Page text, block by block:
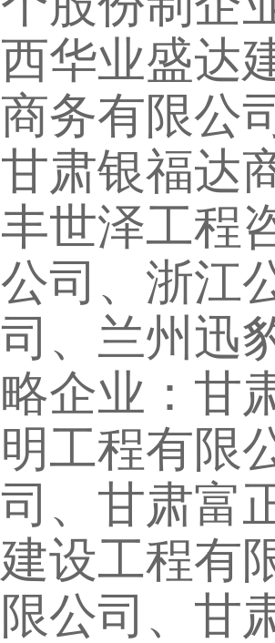
西华业盛达
商务有限公
甘肃银福达
丰世泽工程
公司、浙江
司、兰州迅
略企业：甘
明工程有限
司、甘肃富
建设工程有
限公司、甘